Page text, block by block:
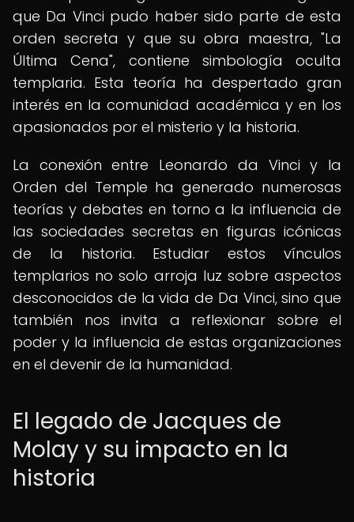
que Da Vinci pudo haber sido parte de esta
orden secreta y que su obra maestra, "La
Última Cena", contiene simbología oculta
templaria. Esta teoría ha despertado gran
interés en la comunidad académica y en los
apasionados por el misterio y la historia.
La conexión entre Leonardo da Vinci y la
Orden del Temple ha generado numerosas
teorías y debates en torno a la influencia de
las sociedades secretas en figuras icónicas
de la historia. Estudiar estos vínculos
templarios no solo arroja luz sobre aspectos
desconocidos de la vida de Da Vinci, sino que
también nos invita a reflexionar sobre el
poder y la influencia de estas organizaciones
en el devenir de la humanidad.
El legado de Jacques de
Molay y su impacto en la
historia